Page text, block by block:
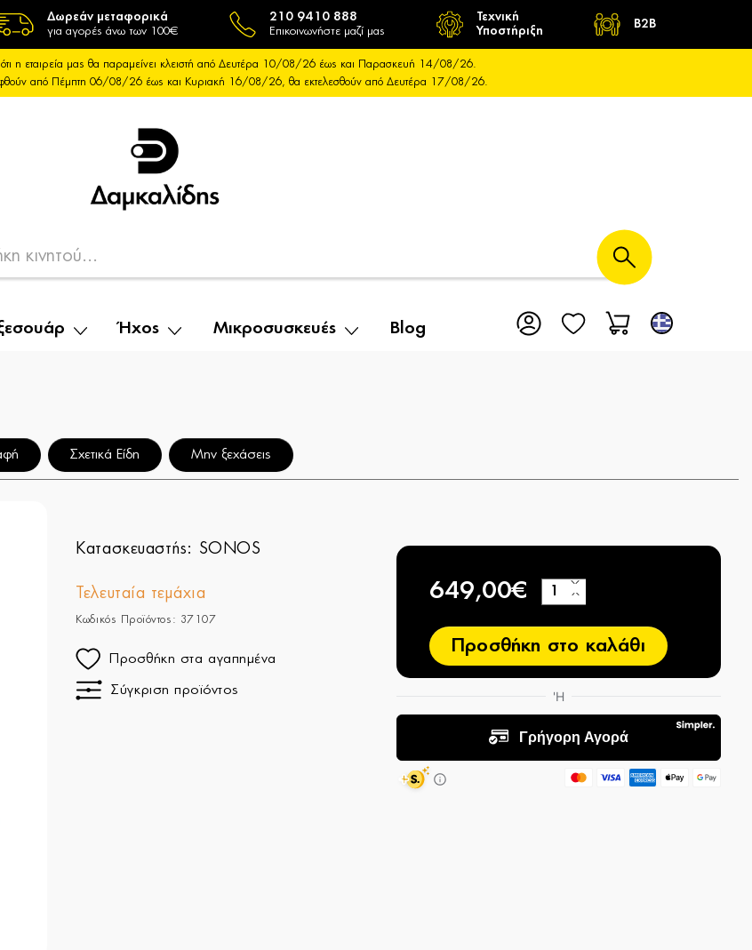
Δωρεάν μεταφορικά
για αγορές άνω των 100€
210 9410 888
Επικοινωνήστε μαζί μας
Τεχνική
Υποστήριξη
B2B
η εταιρεία μας θα παραμείνει κλειστή από Δευτέρα 10/08/26 έως και Παρασκευή 14/08/26.
από Πέμπτη 06/08/26 έως και Κυριακή 16/08/26, θα εκτελεσθούν από Δευτέρα 17/08/26.
Ήχος Μικροσυσκευές Blog
Σχετικά Είδη Μην ξεχάσεις
Κατασκευαστής: SONOS
Τελευταία τεμάχια
Κωδικός Προϊόντος: 37107
Προσθήκη στα αγαπημένα
Σύγκριση προϊόντος
649,00€ −
+
Προσθήκη στο καλάθι